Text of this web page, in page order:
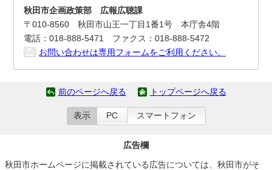
秋田市企画政策部 広報広聴課
〒010-8560 秋田市山王一丁目1番1号 本庁舎4階
電話：018-888-5471 ファクス：018-888-5472
お問い合わせは専用フォームをご利用ください。
前のページへ戻る トップページへ戻る
表示 PC スマートフォン
広告欄
秋田市ホームページに掲載されている広告については、秋田市がそ